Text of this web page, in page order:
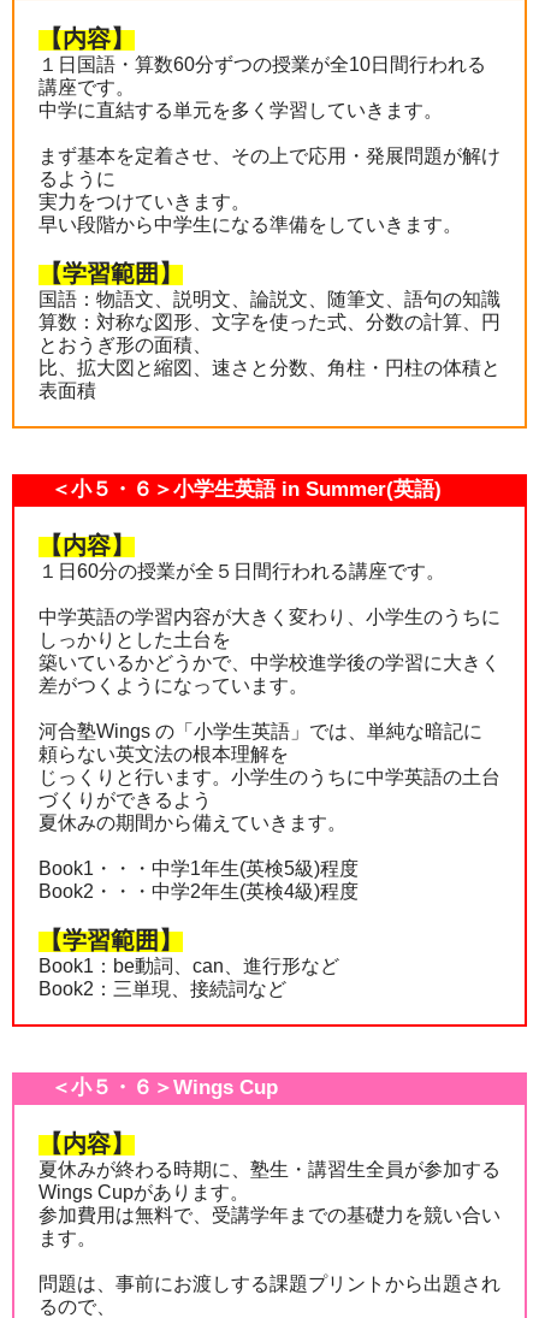
【内容】
１日国語・算数60分ずつの授業が全10日間行われる
講座です。
中学に直結する単元を多く学習していきます。
まず基本を定着させ、その上で応用・発展問題が解け
るように
実力をつけていきます。
早い段階から中学生になる準備をしていきます。
【学習範囲】
国語：物語文、説明文、論説文、随筆文、語句の知識
算数：対称な図形、文字を使った式、分数の計算、円
とおうぎ形の面積、
比、拡大図と縮図、速さと分数、角柱・円柱の体積と
表面積
＜小５・６＞小学生英語 in Summer(英語)
【内容】
１日60分の授業が全５日間行われる講座です。
中学英語の学習内容が大きく変わり、小学生のうちに
しっかりとした土台を
築いているかどうかで、中学校進学後の学習に大きく
差がつくようになっています。
河合塾Wings の「小学生英語」では、単純な暗記に
頼らない英文法の根本理解を
じっくりと行います。小学生のうちに中学英語の土台
づくりができるよう
夏休みの期間から備えていきます。
Book1・・・中学1年生(英検5級)程度
Book2・・・中学2年生(英検4級)程度
【学習範囲】
Book1：be動詞、can、進行形など
Book2：三単現、接続詞など
＜小５・６＞Wings Cup
【内容】
夏休みが終わる時期に、塾生・講習生全員が参加する
Wings Cupがあります。
参加費用は無料で、受講学年までの基礎力を競い合い
ます。
問題は、事前にお渡しする課題プリントから出題され
るので、